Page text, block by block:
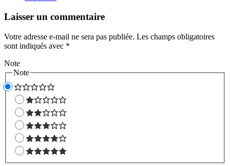
Laisser un commentaire
Votre adresse e-mail ne sera pas publiée. Les champs obligatoires
sont indiqués avec *
Note
Note